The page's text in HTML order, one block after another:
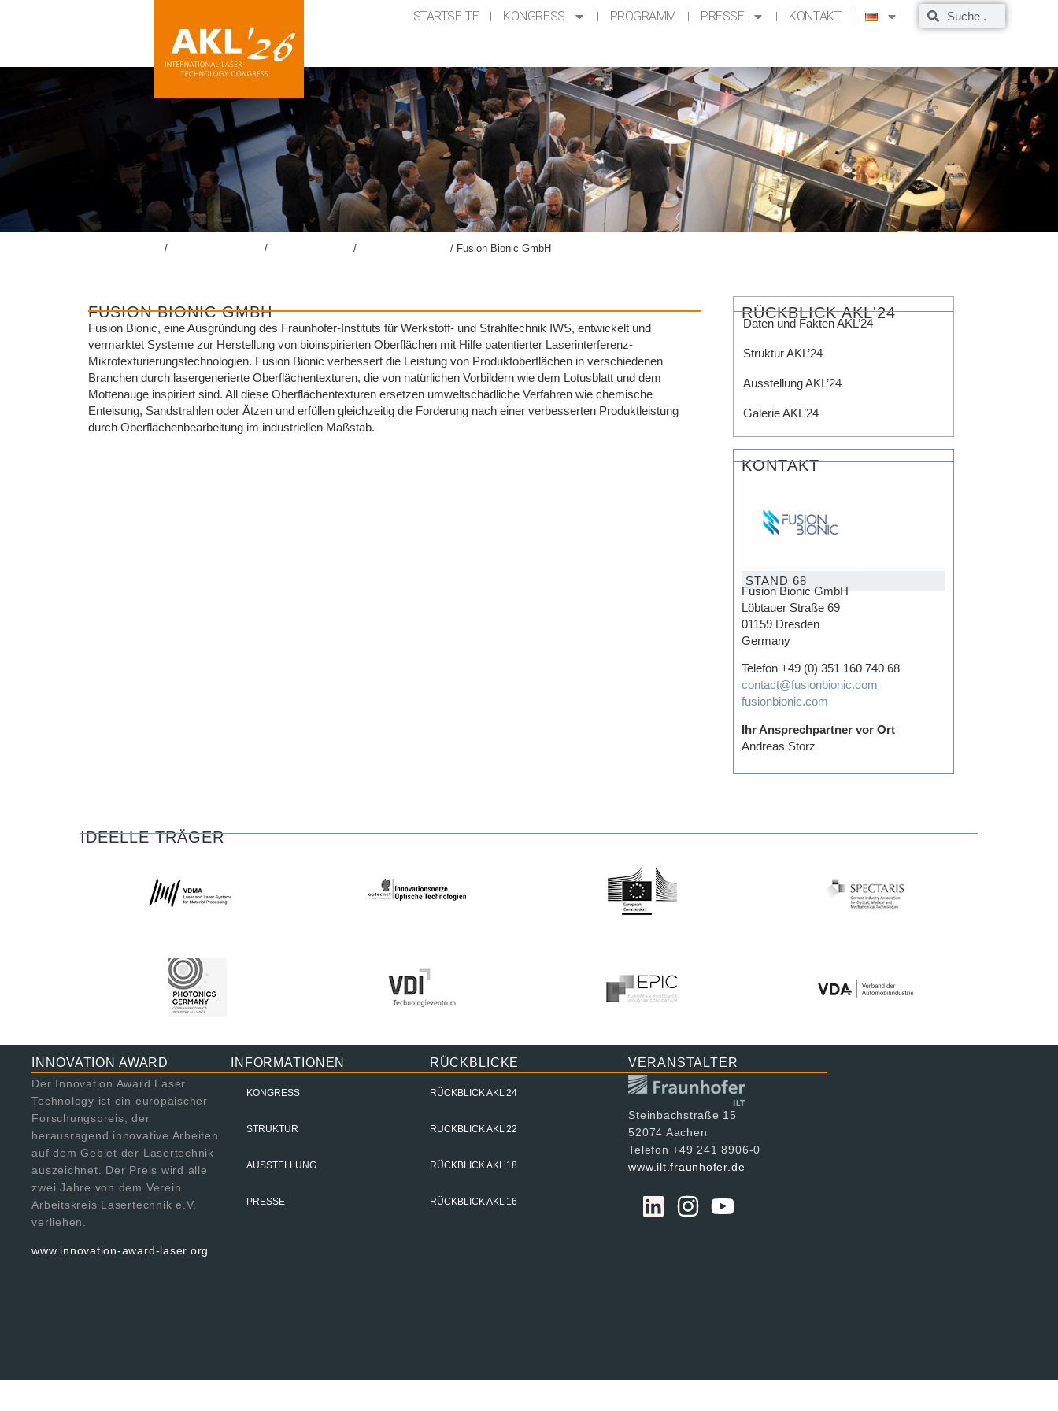
STARTSEITE KONGRESS PROGRAMM PRESSE KONTAKT
/ / / / Fusion Bionic GmbH
FUSION BIONIC GMBH
Fusion Bionic, eine Ausgründung des Fraunhofer-Instituts für Werkstoff- und Strahltechnik IWS, entwickelt und
vermarktet Systeme zur Herstellung von bioinspirierten Oberflächen mit Hilfe patentierter Laserinterferenz-
Mikrotexturierungstechnologien. Fusion Bionic verbessert die Leistung von Produktoberflächen in verschiedenen
Branchen durch lasergenerierte Oberflächentexturen, die von natürlichen Vorbildern wie dem Lotusblatt und dem
Mottenauge inspiriert sind. All diese Oberflächentexturen ersetzen umweltschädliche Verfahren wie chemische
Enteisung, Sandstrahlen oder Ätzen und erfüllen gleichzeitig die Forderung nach einer verbesserten Produktleistung
durch Oberflächenbearbeitung im industriellen Maßstab.
RÜCKBLICK AKL'24
Daten und Fakten AKL’24
Struktur AKL’24
Ausstellung AKL’24​
Galerie AKL’24
KONTAKT
STAND 68
Fusion Bionic GmbH
Löbtauer Straße 69
01159 Dresden
Germany
Telefon +49 (0) 351 160 740 68
contact@fusionbionic.com
fusionbionic.com
Ihr Ansprechpartner vor Ort
Andreas Storz
IDEELLE TRÄGER
INNOVATION AWARD
Der Innovation Award Laser
Technology ist ein europäischer
Forschungspreis, der
herausragend innovative Arbeiten
auf dem Gebiet der Lasertechnik
auszeichnet. Der Preis wird alle
zwei Jahre von dem Verein
Arbeitskreis Lasertechnik e.V.
verliehen.
www.innovation-award-laser.org
INFORMATIONEN
KONGRESS
STRUKTUR
AUSSTELLUNG
PRESSE
RÜCKBLICKE
RÜCKBLICK AKL’24
RÜCKBLICK AKL’22
RÜCKBLICK AKL’18
RÜCKBLICK AKL’16
VERANSTALTER
Steinbachstraße 15
52074 Aachen
Telefon +49 241 8906-0
www.ilt.fraunhofer.de